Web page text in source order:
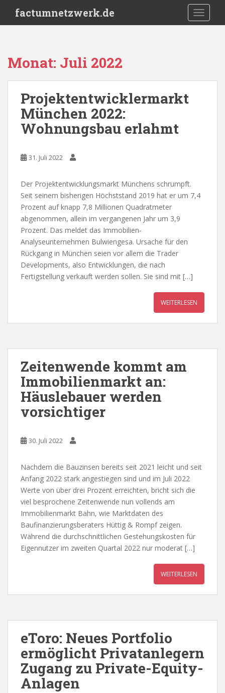
i
factumnetzwerk.de
Monat: Juli 2022
Projektentwicklermarkt
München 2022:
Wohnungsbau erlahmt
31. Juli 2022
Der Projektentwicklungsmarkt Münchens schrumpft.
Seit seinem bisherigen Höchststand 2019 hat er um 7,4
Prozent auf knapp 7,8 Millionen Quadratmeter
abgenommen, allein im vergangenen Jahr um 3,9
Prozent. Das meldet das Immobilien-
Analyseunternehmen Bulwiengesa. Ursache für den
Rückgang in München seien vor allem die Trader
Developments, also Entwicklungen, die nach
Fertigstellung verkauft werden sollen. Sie sind mit […]
WEITERLESEN
Zeitenwende kommt am
Immobilienmarkt an:
Häuslebauer werden
vorsichtiger
30. Juli 2022
Nachdem die Bauzinsen bereits seit 2021 leicht und seit
Anfang 2022 stark angestiegen sind und im Juli 2022
Werte von über drei Prozent erreichten, bricht sich die
viel besprochene Zeitenwende nun vollends am
Immobilienmarkt Bahn, wie Marktdaten des
Baufinanzierungsberaters Hüttig & Rompf zeigen.
Während die durchschnittlichen Gestehungskosten für
Eigennutzer im zweiten Quartal 2022 nur moderat […]
WEITERLESEN
eToro: Neues Portfolio
ermöglicht Privatanlegern
Zugang zu Private-Equity-
Anlagen